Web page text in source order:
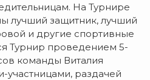
На Турнире
лучший защитник, лучший
и другие спортивные
Турнир проведением 5-
команды Виталия
раздачей